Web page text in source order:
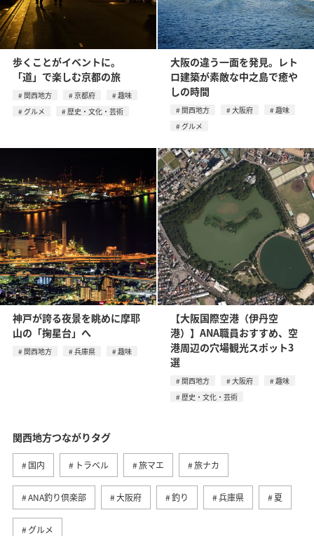
歩くことがイベントに。
「道」で楽しむ京都の旅
関西地方 京都府
趣味
グルメ
歴史・文化・芸術
大阪の違う一面を発見。レト
ロ建築が素敵な中之島で癒や
しの時間
関西地方 大阪府
趣味
グルメ
神戸が誇る夜景を眺めに摩耶
山の「掬星台」へ
関西地方 兵庫県 趣味
【大阪国際空港（伊丹空
港）】ANA職員おすすめ、空
港周辺の穴場観光スポット3
選
関西地方 大阪府
趣味
歴史・文化・芸術
関西地方つながりタグ
国内 トラベル 旅マエ 旅ナカ
ANA釣り倶楽部 大阪府 釣り 兵庫県 夏
グルメ